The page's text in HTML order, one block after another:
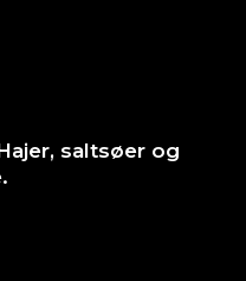
saltsøer og